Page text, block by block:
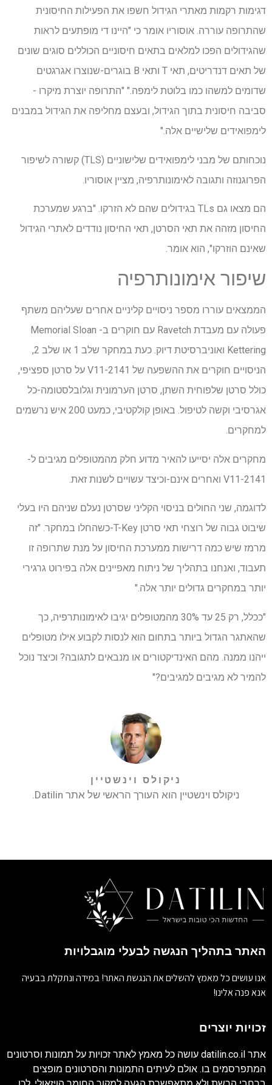
דגימות רקמות מאתרי הגידול חשפו את הפעילות החיסונית
שהתרופה עוררה. אוסוריו אומר כי "היינו די מופתעים לראות
שהגידולים הפכו למלאים בתאים חיסוניים הכוללים סוגים שונים
של תאים דנדריטים, תאי T ותאי B בוגרים-שנוצרו אגרגטים
שדומים למשהו כמו בלוטת לימפה." "התרופה יוצרת מיקרו -
סביבה חיסונית בתוך הגידול, ובעצם מחליפה את הגידול במבנים
לימפואידים שלישיים אלה."
נוכחותם של מבני לימפואידים שלישוניים (TLS) קשורה לשיפור
הפרוגנוזה ותגובה לאימונותרפיה, מציין אוסוריו.
הם מצאו גם TLs בגידולים שהם לא הזרקו. "ברגע שמערכת
החיסון מזהה את תאי הסרטן, תאי החיסון נודדים לאתרי הגידול
שאינם הוזרקו", הוא אומר.
שיפור אימונותרפיה
הממצאים עוררו מספר ניסויים קליניים אחרים שעליהם משתף
פעולה עם מעבדת Ravetch עם חוקרים ב- Memorial Sloan
Kettering ואוניברסיטת דיוק. כעת במחקר שלב 1 או שלב 2,
הניסויים חוקרים את ההשפעה של 2141-V11 על סרטן ספציפי,
כולל סרטן שלפוחית השתן, סרטן הערמונית וגלובלסטומה-כל
אגרסיבי וקשה לטיפול. באופן קולקטיבי, כמעט 200 איש נרשמים
למחקרים.
מחקרים אלה יסייעו להאיר מדוע חלק מהמטופלים מגיבים ל-
2141-V11 ואחרים אינם-וכיצד עשויים לשנות זאת.
לדוגמה, שני החולים בניסוי הקליני שסרטן נעלם שניהם היו בעלי
שיבוט גבוה של רוצחי תאי סרטן T-Key-כשהחלו במחקר. "זה
מרמז שיש כמה דרישות ממערכת החיסון על מנת שתרופה זו
תעבוד, ואנחנו בתהליך של ניתוח מאפיינים אלה בפירוט גרגירי
יותר במחקרים גדולים יותר אלה."
"ככלל, רק 25 עד 30% מהמטופלים יגיבו לאימונותרפיה, כך
שהאתגר הגדול ביותר בתחום הוא לנסות לקבוע אילו מטופלים
ייהנו ממנה. מהם האינדיקטורים או מנבאים לתגובה? וכיצד נוכל
להמיר לא מגיבים למגיבים?"
ניקולס וינשטיין
ניקולס וינשטיין הוא העורך הראשי של אתר Datilin.
האתר בתהליך הנגשה לבעלי מוגבלויות
אנו עושים כל מאמץ להשלים את הנגשת האתר! במידה ונתקלת בבעיה
אנא פנה אלינו!
זכויות יוצרים
אתר datilin.co.il עושה כל מאמץ לאתר זכויות על תמונות וסרטונים
המתפרסמים בו. אולם לעיתים התמונות והסרטונים מופצים